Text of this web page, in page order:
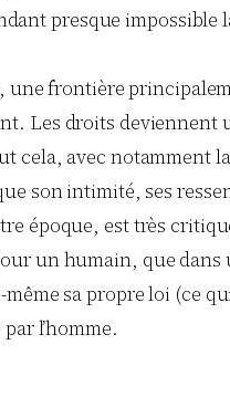
presque
frontière
Les droits
cela, avec notamment
son intimité, ses
époque, est très
un humain, que
sa propre loi (ce
l’homme.